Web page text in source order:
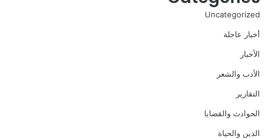
Uncategorized
أخبار عاجلة
الأخبار
الأدب والشعر
التقارير
الحوادث والقضايا
الدين والحياة